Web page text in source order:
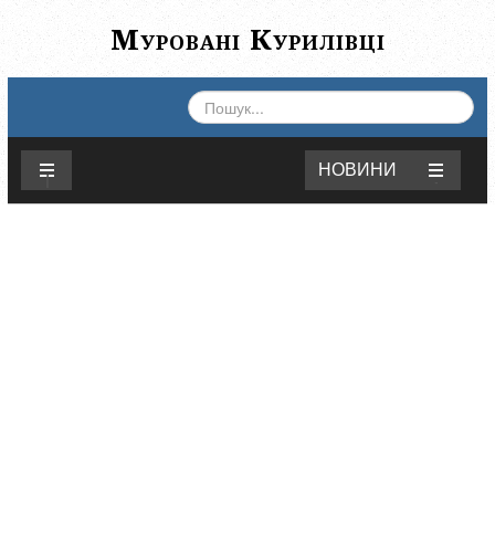
Муровані Курилівці
ПОШУК...
НОВИНИ